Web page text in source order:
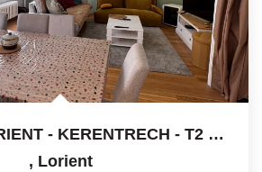
A LOUER - LORIENT - KERENTRECH - T2 Meublé - BALCON - CAVE
, Lorient